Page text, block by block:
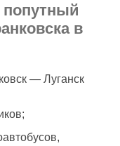
попутный
в
— Луганск